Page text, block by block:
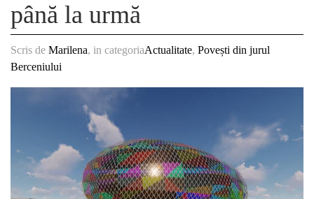
până la urmă
Scris de Marilena, in categoriaActualitate, Povești din jurul
Berceniului